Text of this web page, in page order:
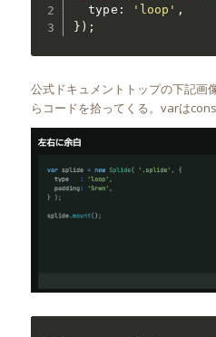
  type
: 'loop' ,
} ) ;
公式ドキュメントトップの下記画
らコードを拾ってくる。varは